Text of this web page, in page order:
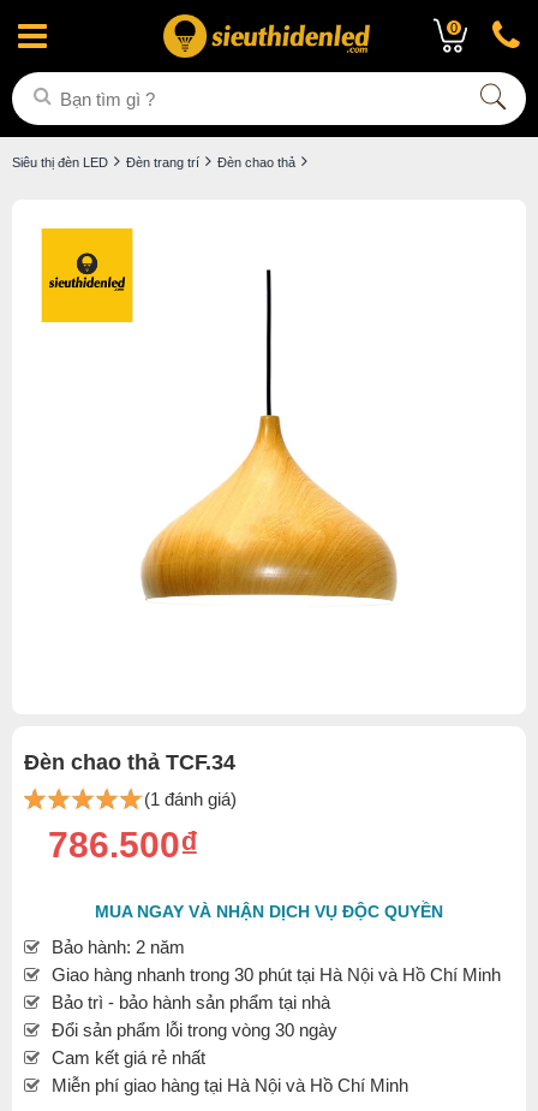
0
Siêu thị đèn LED Đèn trang trí Đèn chao thả
Đèn chao thả TCF.34
(1 đánh giá)
786.500₫
MUA NGAY VÀ NHẬN DỊCH VỤ ĐỘC QUYỀN
Bảo hành: 2 năm
Giao hàng nhanh trong 30 phút tại Hà Nội và Hồ Chí Minh
Bảo trì - bảo hành sản phẩm tại nhà
Đổi sản phẩm lỗi trong vòng 30 ngày
Cam kết giá rẻ nhất
Miễn phí giao hàng tại Hà Nội và Hồ Chí Minh